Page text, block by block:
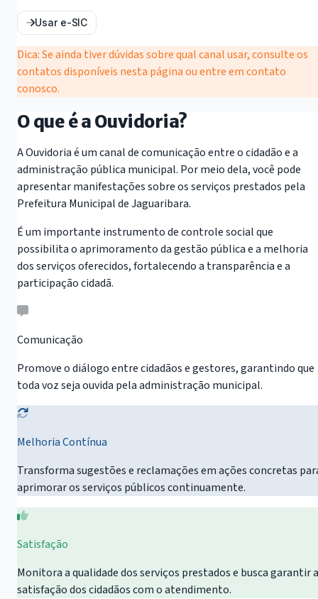
Usar e-SIC
Dica:Se ainda tiver dúvidas sobre qual canal usar, consulte os
contatos disponíveis nesta página ou entre em contato
conosco.
O que é a Ouvidoria?
A Ouvidoria é um canal de comunicação entre o cidadão e a
administração pública municipal. Por meio dela, você pode
apresentar manifestações sobre os serviços prestados pela
Prefeitura Municipal de Jaguaribara.
É um importante instrumento de controle social que
possibilita o aprimoramento da gestão pública e a melhoria
dos serviços oferecidos, fortalecendo a transparência e a
participação cidadã.
Comunicação
Promove o diálogo entre cidadãos e gestores, garantindo que
toda voz seja ouvida pela administração municipal.
Melhoria Contínua
Transforma sugestões e reclamações em ações concretas
aprimorar os serviços públicos continuamente.
Satisfação
Monitora a qualidade dos serviços prestados e busca garantir a
satisfação dos cidadãos com o atendimento.